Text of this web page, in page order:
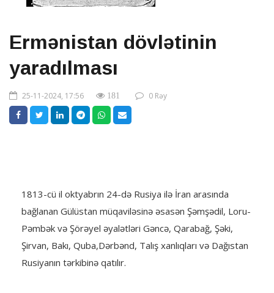
Ermənistan dövlətinin
yaradılması
25-11-2024, 17:56 181 0 Rəy
1813-cü il oktyabrın 24-də Rusiya ilə İran arasında
bağlanan Gülüstan müqaviləsinə əsasən Şəmşədil, Loru-
Pəmbək və Şörəyel əyalətləri Gənсə, Qarabağ, Şəki,
Şirvan, Bakı, Quba,Dərbənd, Talış xanlıqları və Dağıstan
Rusiyanın tərkibinə qatılır.